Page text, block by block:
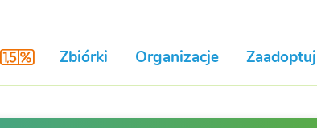
Zbiórki Organizacje